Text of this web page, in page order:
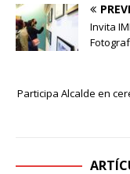
Invita
Participa Alcalde en